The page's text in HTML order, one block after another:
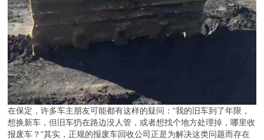
在保定，许多车主朋友可能都有这样的疑问：“我的旧车到了年限，
想换新车，但旧车扔在路边没人管，或者想找个地方处理掉，哪里收
报废车？”其实，正规的报废车回收公司正是为解决这类问题而存在